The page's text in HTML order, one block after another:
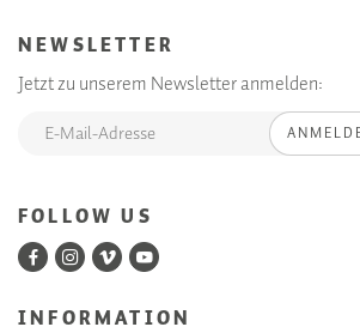
NEWSLETTER
Jetzt zu unserem Newsletter anmelden:
FOLLOW US
INFORMATION